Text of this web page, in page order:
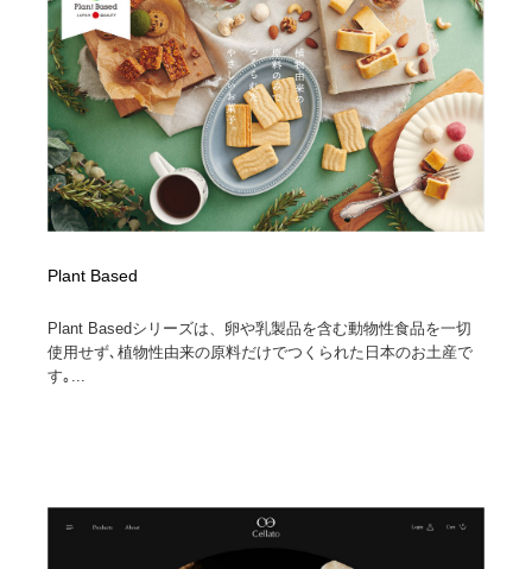
Plant Based
Plant Basedシリーズは、卵や乳製品を含む動物性食品を一切
使用せず､植物性由来の原料だけでつくられた日本のお土産で
す｡...